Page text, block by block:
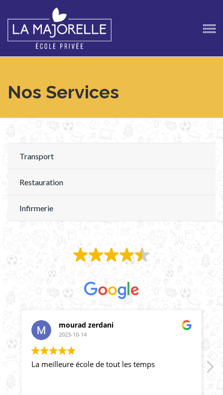
Nos Services
Transport
Restauration
Infirmerie
mourad zerdani
2023-10-14
La meilleure école de tout les temps